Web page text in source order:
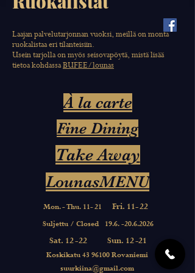
Laajan palvelutarjonnan vuoksi, meillä on monta
ruokalistaa eri tilanteisiin.
Usein tarjolla on myös seisovapöytä, mistä lisää
tietoa kohdassaBUFEE/lounas
À la carte
Fine Dining
Take Away
LounasMENU
Mon.-Thu. 11-21 Fri. 11-22
Suljettu / Closed 19.6. -20.6.2026
Sat. 12-22 Sun. 12-21
Koskikatu 43 96100 Rovaniemi
suurkiina@gmail.com